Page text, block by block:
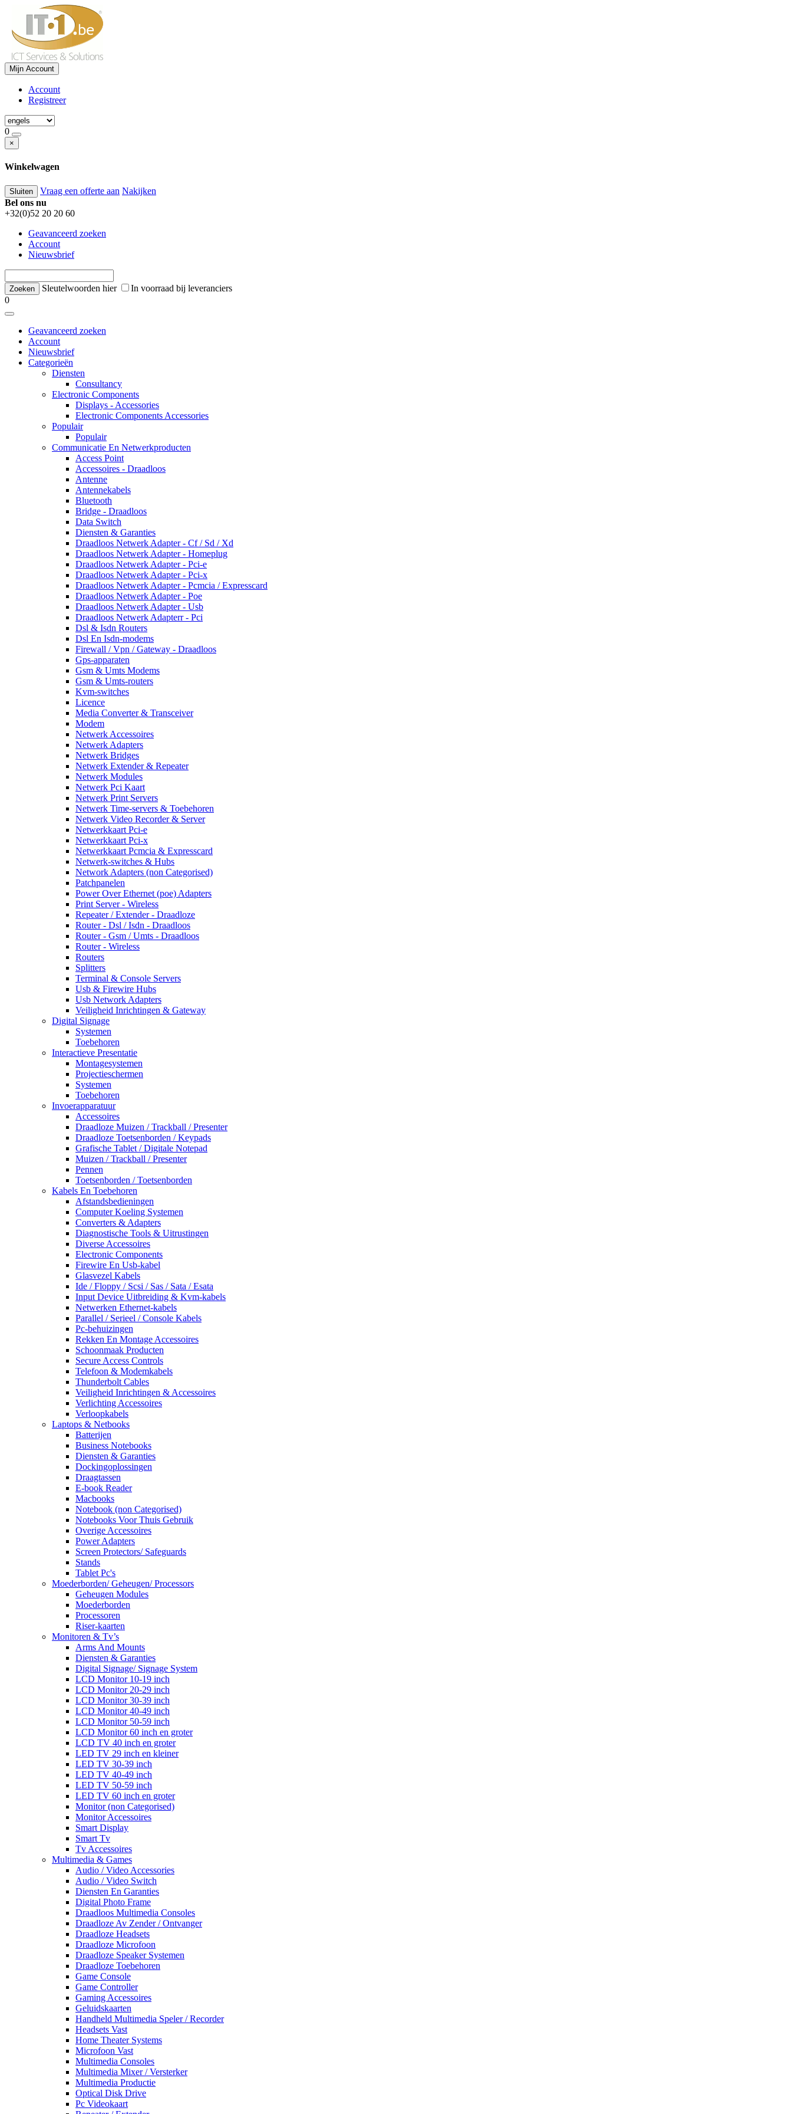
Mijn Account
Account
Registreer
0
×
Winkelwagen
Sluiten Vraag een offerte aan Nakijken
Bel ons nu
+32(0)52 20 20 60
Geavanceerd zoeken
Account
Nieuwsbrief
Sleutelwoorden hier
In voorraad bij leveranciers
0
Geavanceerd zoeken
Account
Nieuwsbrief
Categorieën
Diensten
Consultancy
Electronic Components
Displays - Accessories
Electronic Components Accessories
Populair
Populair
Communicatie En Netwerkproducten
Access Point
Accessoires - Draadloos
Antenne
Antennekabels
Bluetooth
Bridge - Draadloos
Data Switch
Diensten & Garanties
Draadloos Netwerk Adapter - Cf / Sd / Xd
Draadloos Netwerk Adapter - Homeplug
Draadloos Netwerk Adapter - Pci-e
Draadloos Netwerk Adapter - Pci-x
Draadloos Netwerk Adapter - Pcmcia / Expresscard
Draadloos Netwerk Adapter - Poe
Draadloos Netwerk Adapter - Usb
Draadloos Netwerk Adapterr - Pci
Dsl & Isdn Routers
Dsl En Isdn-modems
Firewall / Vpn / Gateway - Draadloos
Gps-apparaten
Gsm & Umts Modems
Gsm & Umts-routers
Kvm-switches
Licence
Media Converter & Transceiver
Modem
Netwerk Accessoires
Netwerk Adapters
Netwerk Bridges
Netwerk Extender & Repeater
Netwerk Modules
Netwerk Pci Kaart
Netwerk Print Servers
Netwerk Time-servers & Toebehoren
Netwerk Video Recorder & Server
Netwerkkaart Pci-e
Netwerkkaart Pci-x
Netwerkkaart Pcmcia & Expresscard
Netwerk-switches & Hubs
Network Adapters (non Categorised)
Patchpanelen
Power Over Ethernet (poe) Adapters
Print Server - Wireless
Repeater / Extender - Draadloze
Router - Dsl / Isdn - Draadloos
Router - Gsm / Umts - Draadloos
Router - Wireless
Routers
Splitters
Terminal & Console Servers
Usb & Firewire Hubs
Usb Network Adapters
Veiligheid Inrichtingen & Gateway
Digital Signage
Systemen
Toebehoren
Interactieve Presentatie
Montagesystemen
Projectieschermen
Systemen
Toebehoren
Invoerapparatuur
Accessoires
Draadloze Muizen / Trackball / Presenter
Draadloze Toetsenborden / Keypads
Grafische Tablet / Digitale Notepad
Muizen / Trackball / Presenter
Pennen
Toetsenborden / Toetsenborden
Kabels En Toebehoren
Afstandsbedieningen
Computer Koeling Systemen
Converters & Adapters
Diagnostische Tools & Uitrustingen
Diverse Accessoires
Electronic Components
Firewire En Usb-kabel
Glasvezel Kabels
Ide / Floppy / Scsi / Sas / Sata / Esata
Input Device Uitbreiding & Kvm-kabels
Netwerken Ethernet-kabels
Parallel / Serieel / Console Kabels
Pc-behuizingen
Rekken En Montage Accessoires
Schoonmaak Producten
Secure Access Controls
Telefoon & Modemkabels
Thunderbolt Cables
Veiligheid Inrichtingen & Accessoires
Verlichting Accessoires
Verloopkabels
Laptops & Netbooks
Batterijen
Business Notebooks
Diensten & Garanties
Dockingoplossingen
Draagtassen
E-book Reader
Macbooks
Notebook (non Categorised)
Notebooks Voor Thuis Gebruik
Overige Accessoires
Power Adapters
Screen Protectors/ Safeguards
Stands
Tablet Pc's
Moederborden/ Geheugen/ Processors
Geheugen Modules
Moederborden
Processoren
Riser-kaarten
Monitoren & Tv’s
Arms And Mounts
Diensten & Garanties
Digital Signage/ Signage System
LCD Monitor 10-19 inch
LCD Monitor 20-29 inch
LCD Monitor 30-39 inch
LCD Monitor 40-49 inch
LCD Monitor 50-59 inch
LCD Monitor 60 inch en groter
LCD TV 40 inch en groter
LED TV 29 inch en kleiner
LED TV 30-39 inch
LED TV 40-49 inch
LED TV 50-59 inch
LED TV 60 inch en groter
Monitor (non Categorised)
Monitor Accessoires
Smart Display
Smart Tv
Tv Accessoires
Multimedia & Games
Audio / Video Accessories
Audio / Video Switch
Diensten En Garanties
Digital Photo Frame
Draadloos Multimedia Consoles
Draadloze Av Zender / Ontvanger
Draadloze Headsets
Draadloze Microfoon
Draadloze Speaker Systemen
Draadloze Toebehoren
Game Console
Game Controller
Gaming Accessoires
Geluidskaarten
Handheld Multimedia Speler / Recorder
Headsets Vast
Home Theater Systems
Microfoon Vast
Multimedia Consoles
Multimedia Mixer / Versterker
Multimedia Productie
Optical Disk Drive
Pc Videokaart